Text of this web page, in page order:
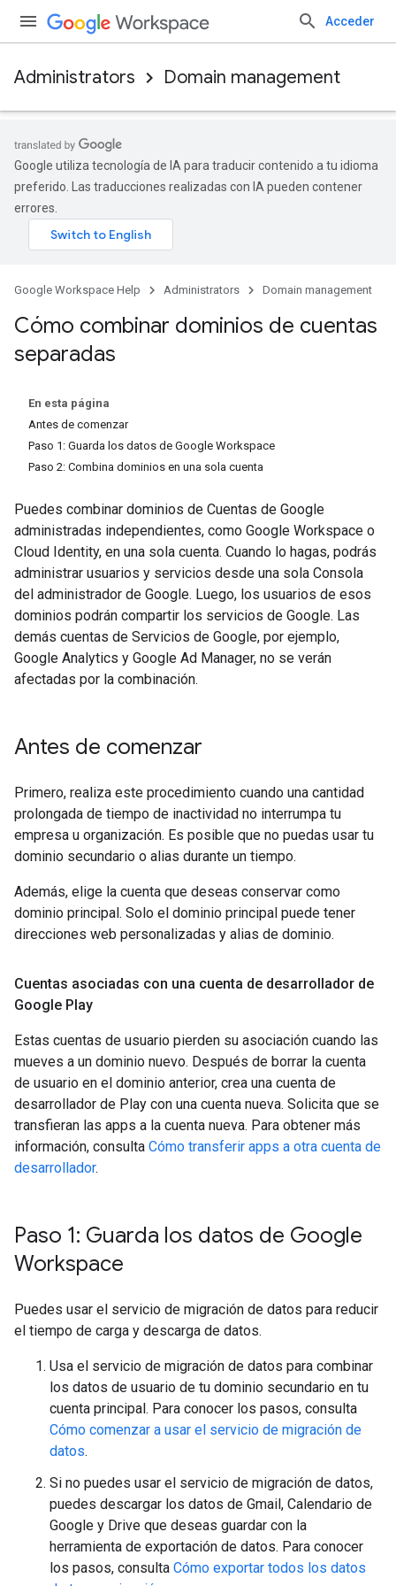
Acceder
Administrators Domain management
Google utiliza tecnología de IA para traducir contenido a tu idioma
preferido. Las traducciones realizadas con IA pueden contener
errores.
Google Workspace Help Administrators Domain management
Cómo combinar dominios de cuentas
separadas
En esta página
Antes de comenzar
Paso 1: Guarda los datos de Google Workspace
Paso 2: Combina dominios en una sola cuenta
Puedes combinar dominios de Cuentas de Google
administradas independientes, como Google Workspace o
Cloud Identity, en una sola cuenta. Cuando lo hagas, podrás
administrar usuarios y servicios desde una sola Consola
del administrador de Google. Luego, los usuarios de esos
dominios podrán compartir los servicios de Google. Las
demás cuentas de Servicios de Google, por ejemplo,
Google Analytics y Google Ad Manager, no se verán
afectadas por la combinación.
Antes de comenzar
Primero, realiza este procedimiento cuando una cantidad
prolongada de tiempo de inactividad no interrumpa tu
empresa u organización. Es posible que no puedas usar tu
dominio secundario o alias durante un tiempo.
Además, elige la cuenta que deseas conservar como
dominio principal. Solo el dominio principal puede tener
direcciones web personalizadas y alias de dominio.
Cuentas asociadas con una cuenta de desarrollador de
Google Play
Estas cuentas de usuario pierden su asociación cuando las
mueves a un dominio nuevo. Después de borrar la cuenta
de usuario en el dominio anterior, crea una cuenta de
desarrollador de Play con una cuenta nueva. Solicita que se
transfieran las apps a la cuenta nueva. Para obtener más
información, consulta Cómo transferir apps a otra cuenta de
desarrollador.
Paso 1: Guarda los datos de Google
Workspace
Puedes usar el servicio de migración de datos para reducir
el tiempo de carga y descarga de datos.
Usa el servicio de migración de datos para combinar
los datos de usuario de tu dominio secundario en tu
cuenta principal. Para conocer los pasos, consulta
Cómo comenzar a usar el servicio de migración de
datos.
Si no puedes usar el servicio de migración de datos,
puedes descargar los datos de Gmail, Calendario de
Google y Drive que deseas guardar con la
herramienta de exportación de datos. Para conocer
los pasos, consulta Cómo exportar todos los datos